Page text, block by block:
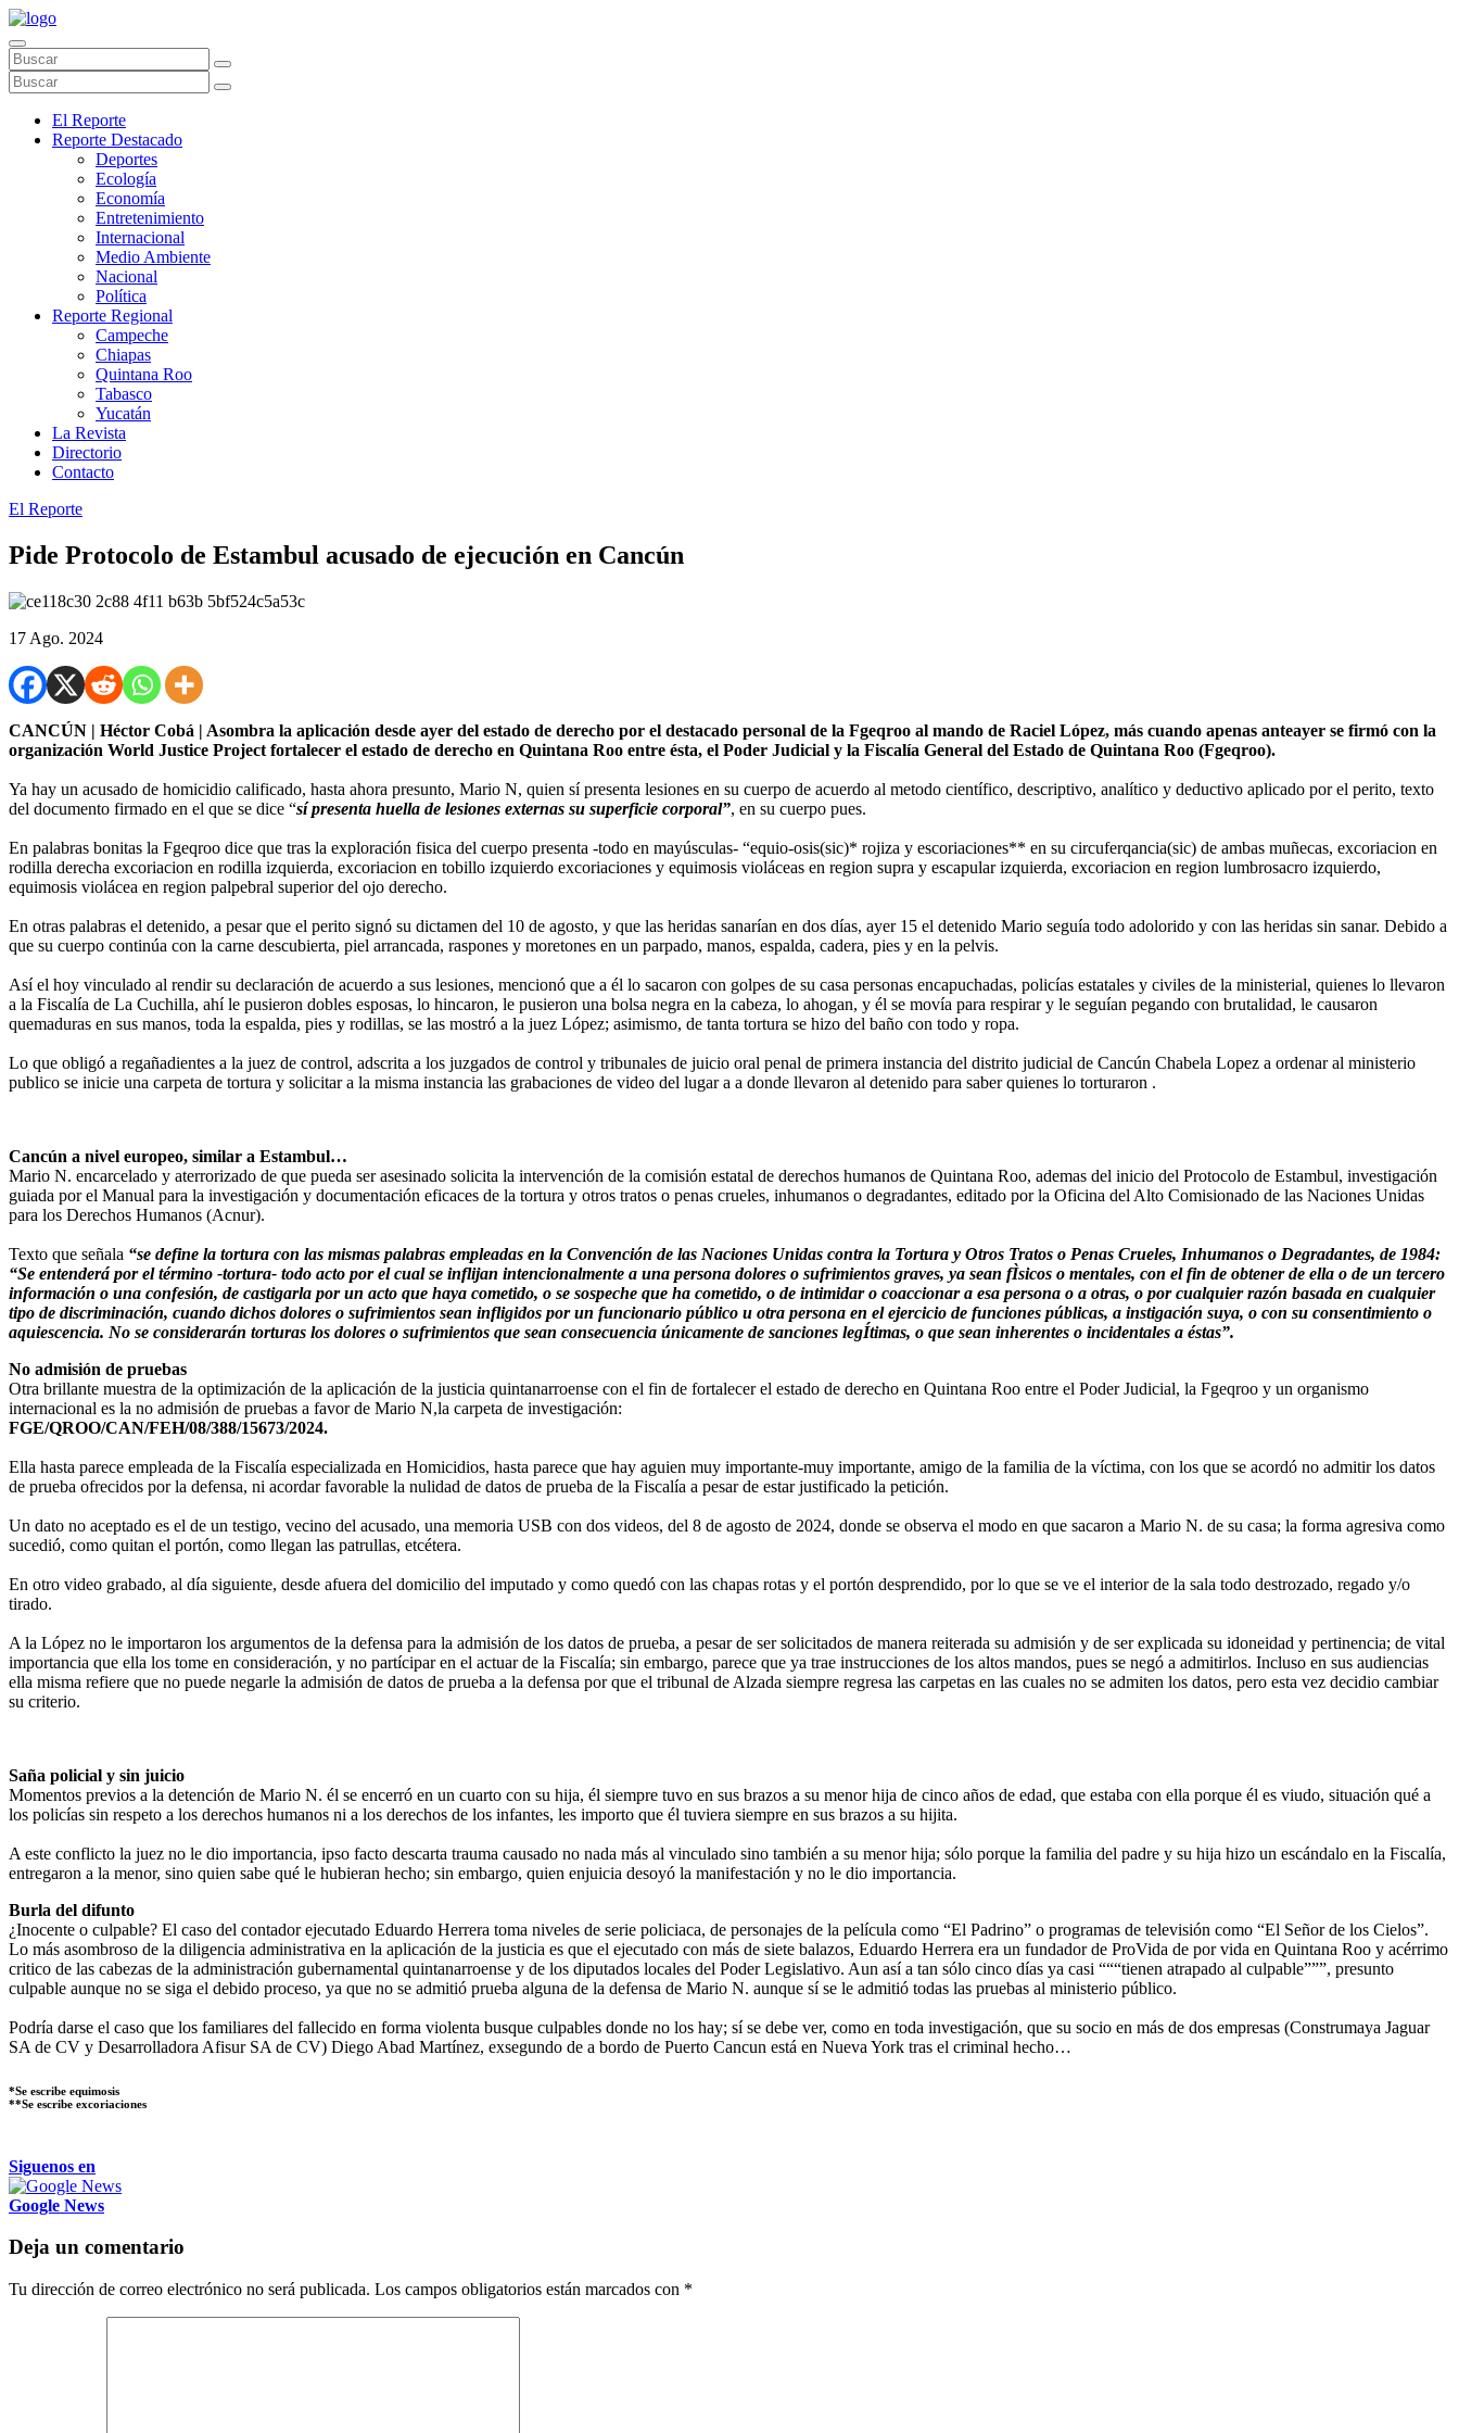
El Reporte
Reporte Destacado
Deportes
Ecología
Economía
Entretenimiento
Internacional
Medio Ambiente
Nacional
Política
Reporte Regional
Campeche
Chiapas
Quintana Roo
Tabasco
Yucatán
La Revista
Directorio
Contacto
El Reporte
Pide Protocolo de Estambul acusado de ejecución en Cancún
17 Ago. 2024
CANCÚN | Héctor Cobá | Asombra la aplicación desde ayer del estado de derecho por el destacado personal de la Fgeqroo al mando de Raciel López, más cuando apenas anteayer se firmó con la
organización World Justice Project fortalecer el estado de derecho en Quintana Roo entre ésta, el Poder Judicial y la Fiscalía General del Estado de Quintana Roo (Fgeqroo).
Ya hay un acusado de homicidio calificado, hasta ahora presunto, Mario N, quien sí presenta lesiones en su cuerpo de acuerdo al metodo científico, descriptivo, analítico y deductivo aplicado por el perito, texto
del documento firmado en el que se dice “sí presenta huella de lesiones externas su superficie corporal”, en su cuerpo pues.
En palabras bonitas la Fgeqroo dice que tras la exploración fisica del cuerpo presenta -todo en mayúsculas- “equio-osis(sic)* rojiza y escoriaciones** en su circuferqancia(sic) de ambas muñecas, excoriacion en
rodilla derecha excoriacion en rodilla izquierda, excoriacion en tobillo izquierdo excoriaciones y equimosis violáceas en region supra y escapular izquierda, excoriacion en region lumbrosacro izquierdo,
equimosis violácea en region palpebral superior del ojo derecho.
En otras palabras el detenido, a pesar que el perito signó su dictamen del 10 de agosto, y que las heridas sanarían en dos días, ayer 15 el detenido Mario seguía todo adolorido y con las heridas sin sanar. Debido a
que su cuerpo continúa con la carne descubierta, piel arrancada, raspones y moretones en un parpado, manos, espalda, cadera, pies y en la pelvis.
Así el hoy vinculado al rendir su declaración de acuerdo a sus lesiones, mencionó que a él lo sacaron con golpes de su casa personas encapuchadas, policías estatales y civiles de la ministerial, quienes lo llevaron
a la Fiscalía de La Cuchilla, ahí le pusieron dobles esposas, lo hincaron, le pusieron una bolsa negra en la cabeza, lo ahogan, y él se movía para respirar y le seguían pegando con brutalidad, le causaron
quemaduras en sus manos, toda la espalda, pies y rodillas, se las mostró a la juez López; asimismo, de tanta tortura se hizo del baño con todo y ropa.
Lo que obligó a regañadientes a la juez de control, adscrita a los juzgados de control y tribunales de juicio oral penal de primera instancia del distrito judicial de Cancún Chabela Lopez a ordenar al ministerio
publico se inicie una carpeta de tortura y solicitar a la misma instancia las grabaciones de video del lugar a a donde llevaron al detenido para saber quienes lo torturaron .
Cancún a nivel europeo, similar a Estambul…
Mario N. encarcelado y aterrorizado de que pueda ser asesinado solicita la intervención de la comisión estatal de derechos humanos de Quintana Roo, ademas del inicio del Protocolo de Estambul, investigación
guiada por el Manual para la investigación y documentación eficaces de la tortura y otros tratos o penas crueles, inhumanos o degradantes, editado por la Oficina del Alto Comisionado de las Naciones Unidas
para los Derechos Humanos (Acnur).
Texto que señala “se define la tortura con las mismas palabras empleadas en la Convención de las Naciones Unidas contra la Tortura y Otros Tratos o Penas Crueles, Inhumanos o Degradantes, de 1984:
“Se entenderá por el término -tortura- todo acto por el cual se inflijan intencionalmente a una persona dolores o sufrimientos graves, ya sean fÌsicos o mentales, con el fin de obtener de ella o de un tercero
información o una confesión, de castigarla por un acto que haya cometido, o se sospeche que ha cometido, o de intimidar o coaccionar a esa persona o a otras, o por cualquier razón basada en cualquier
tipo de discriminación, cuando dichos dolores o sufrimientos sean infligidos por un funcionario público u otra persona en el ejercicio de funciones públicas, a instigación suya, o con su consentimiento o
aquiescencia. No se considerarán torturas los dolores o sufrimientos que sean consecuencia únicamente de sanciones legÍtimas, o que sean inherentes o incidentales a éstas”.
No admisión de pruebas
Otra brillante muestra de la optimización de la aplicación de la justicia quintanarroense con el fin de fortalecer el estado de derecho en Quintana Roo entre el Poder Judicial, la Fgeqroo y un organismo
internacional es la no admisión de pruebas a favor de Mario N,la carpeta de investigación:
FGE/QROO/CAN/FEH/08/388/15673/2024.
Ella hasta parece empleada de la Fiscalía especializada en Homicidios, hasta parece que hay aguien muy importante-muy importante, amigo de la familia de la víctima, con los que se acordó no admitir los datos
de prueba ofrecidos por la defensa, ni acordar favorable la nulidad de datos de prueba de la Fiscalía a pesar de estar justificado la petición.
Un dato no aceptado es el de un testigo, vecino del acusado, una memoria USB con dos videos, del 8 de agosto de 2024, donde se observa el modo en que sacaron a Mario N. de su casa; la forma agresiva como
sucedió, como quitan el portón, como llegan las patrullas, etcétera.
En otro video grabado, al día siguiente, desde afuera del domicilio del imputado y como quedó con las chapas rotas y el portón desprendido, por lo que se ve el interior de la sala todo destrozado, regado y/o
tirado.
A la López no le importaron los argumentos de la defensa para la admisión de los datos de prueba, a pesar de ser solicitados de manera reiterada su admisión y de ser explicada su idoneidad y pertinencia; de vital
importancia que ella los tome en consideración, y no partícipar en el actuar de la Fiscalía; sin embargo, parece que ya trae instrucciones de los altos mandos, pues se negó a admitirlos. Incluso en sus audiencias
ella misma refiere que no puede negarle la admisión de datos de prueba a la defensa por que el tribunal de Alzada siempre regresa las carpetas en las cuales no se admiten los datos, pero esta vez decidio cambiar
su criterio.
Saña policial y sin juicio
Momentos previos a la detención de Mario N. él se encerró en un cuarto con su hija, él siempre tuvo en sus brazos a su menor hija de cinco años de edad, que estaba con ella porque él es viudo, situación qué a
los policías sin respeto a los derechos humanos ni a los derechos de los infantes, les importo que él tuviera siempre en sus brazos a su hijita.
A este conflicto la juez no le dio importancia, ipso facto descarta trauma causado no nada más al vinculado sino también a su menor hija; sólo porque la familia del padre y su hija hizo un escándalo en la Fiscalía,
entregaron a la menor, sino quien sabe qué le hubieran hecho; sin embargo, quien enjuicia desoyó la manifestación y no le dio importancia.
Burla del difunto
¿Inocente o culpable? El caso del contador ejecutado Eduardo Herrera toma niveles de serie policiaca, de personajes de la película como “El Padrino” o programas de televisión como “El Señor de los Cielos”.
Lo más asombroso de la diligencia administrativa en la aplicación de la justicia es que el ejecutado con más de siete balazos, Eduardo Herrera era un fundador de ProVida de por vida en Quintana Roo y acérrimo
critico de las cabezas de la administración gubernamental quintanarroense y de los diputados locales del Poder Legislativo. Aun así a tan sólo cinco días ya casi “““tienen atrapado al culpable”””, presunto
culpable aunque no se siga el debido proceso, ya que no se admitió prueba alguna de la defensa de Mario N. aunque sí se le admitió todas las pruebas al ministerio público.
Podría darse el caso que los familiares del fallecido en forma violenta busque culpables donde no los hay; sí se debe ver, como en toda investigación, que su socio en más de dos empresas (Construmaya Jaguar
SA de CV y Desarrolladora Afisur SA de CV) Diego Abad Martínez, exsegundo de a bordo de Puerto Cancun está en Nueva York tras el criminal hecho…
*Se escribe equimosis
**Se escribe excoriaciones
Siguenos en
Google News
Deja un comentario
Tu dirección de correo electrónico no será publicada. Los campos obligatorios están marcados con *